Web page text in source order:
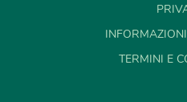
TERMINI E